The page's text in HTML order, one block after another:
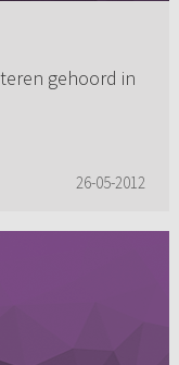
gehoord in
26-05-2012